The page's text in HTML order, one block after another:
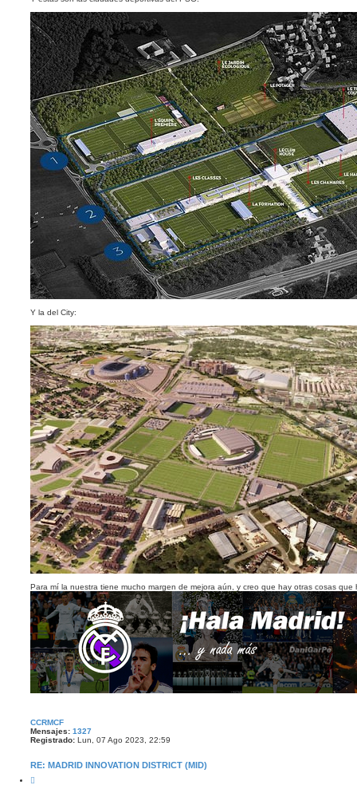
Y la del City:
Para mí la nuestra tiene mucho margen de mejora aún, y creo que hay otras cosas
CCRMCF
Mensajes: 1327
Registrado: Lun, 07 Ago 2023, 22:59
RE: MADRID INNOVATION DISTRICT (MID)